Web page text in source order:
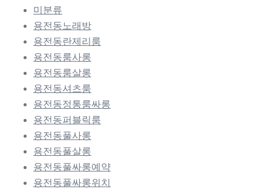
미분류
용전동노래방
용전동란제리룸
용전동룸사롱
용전동룸살롱
용전동셔츠룸
용전동정통룸싸롱
용전동퍼블릭룸
용전동풀사롱
용전동풀살롱
용전동풀싸롱예약
용전동풀싸롱위치